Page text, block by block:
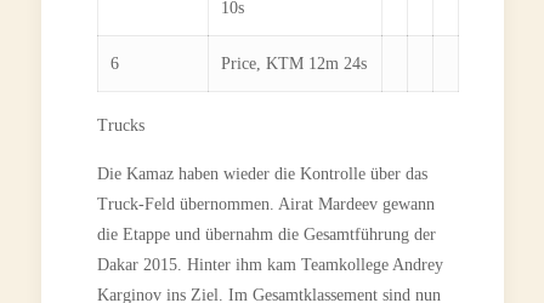
10s
6 Price, KTM 12m 24s
Trucks
Die Kamaz haben wieder die Kontrolle über das
Truck-Feld übernommen. Airat Mardeev gewann
die Etappe und übernahm die Gesamtführung der
Dakar 2015. Hinter ihm kam Teamkollege Andrey
Karginov ins Ziel. Im Gesamtklassement sind nun